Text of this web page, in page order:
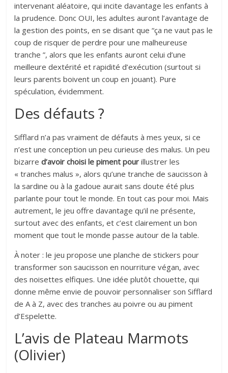
intervenant aléatoire, qui incite davantage les enfants à
la prudence. Donc OUI, les adultes auront l’avantage de
la gestion des points, en se disant que “ça ne vaut pas le
coup de risquer de perdre pour une malheureuse
tranche ”, alors que les enfants auront celui d’une
meilleure dextérité et rapidité d’exécution (surtout si
leurs parents boivent un coup en jouant). Pure
spéculation, évidemment.
Des défauts ?
Sifflard n’a pas vraiment de défauts à mes yeux, si ce
n’est une conception un peu curieuse des malus. Un peu
bizarred’avoir choisi le piment pour illustrer les
« tranches malus », alors qu’une tranche de saucisson à
la sardine ou à la gadoue aurait sans doute été plus
parlante pour tout le monde. En tout cas pour moi. Mais
autrement, le jeu offre davantage qu’il ne présente,
surtout avec des enfants, et c’est clairement un bon
moment que tout le monde passe autour de la table.
À noter : le jeu propose une planche de stickers pour
transformer son saucisson en nourriture végan, avec
des noisettes elfiques. Une idée plutôt chouette, qui
donne même envie de pouvoir personnaliser son Sifflard
de A à Z, avec des tranches au poivre ou au piment
d’Espelette.
L’avis de Plateau Marmots
(Olivier)